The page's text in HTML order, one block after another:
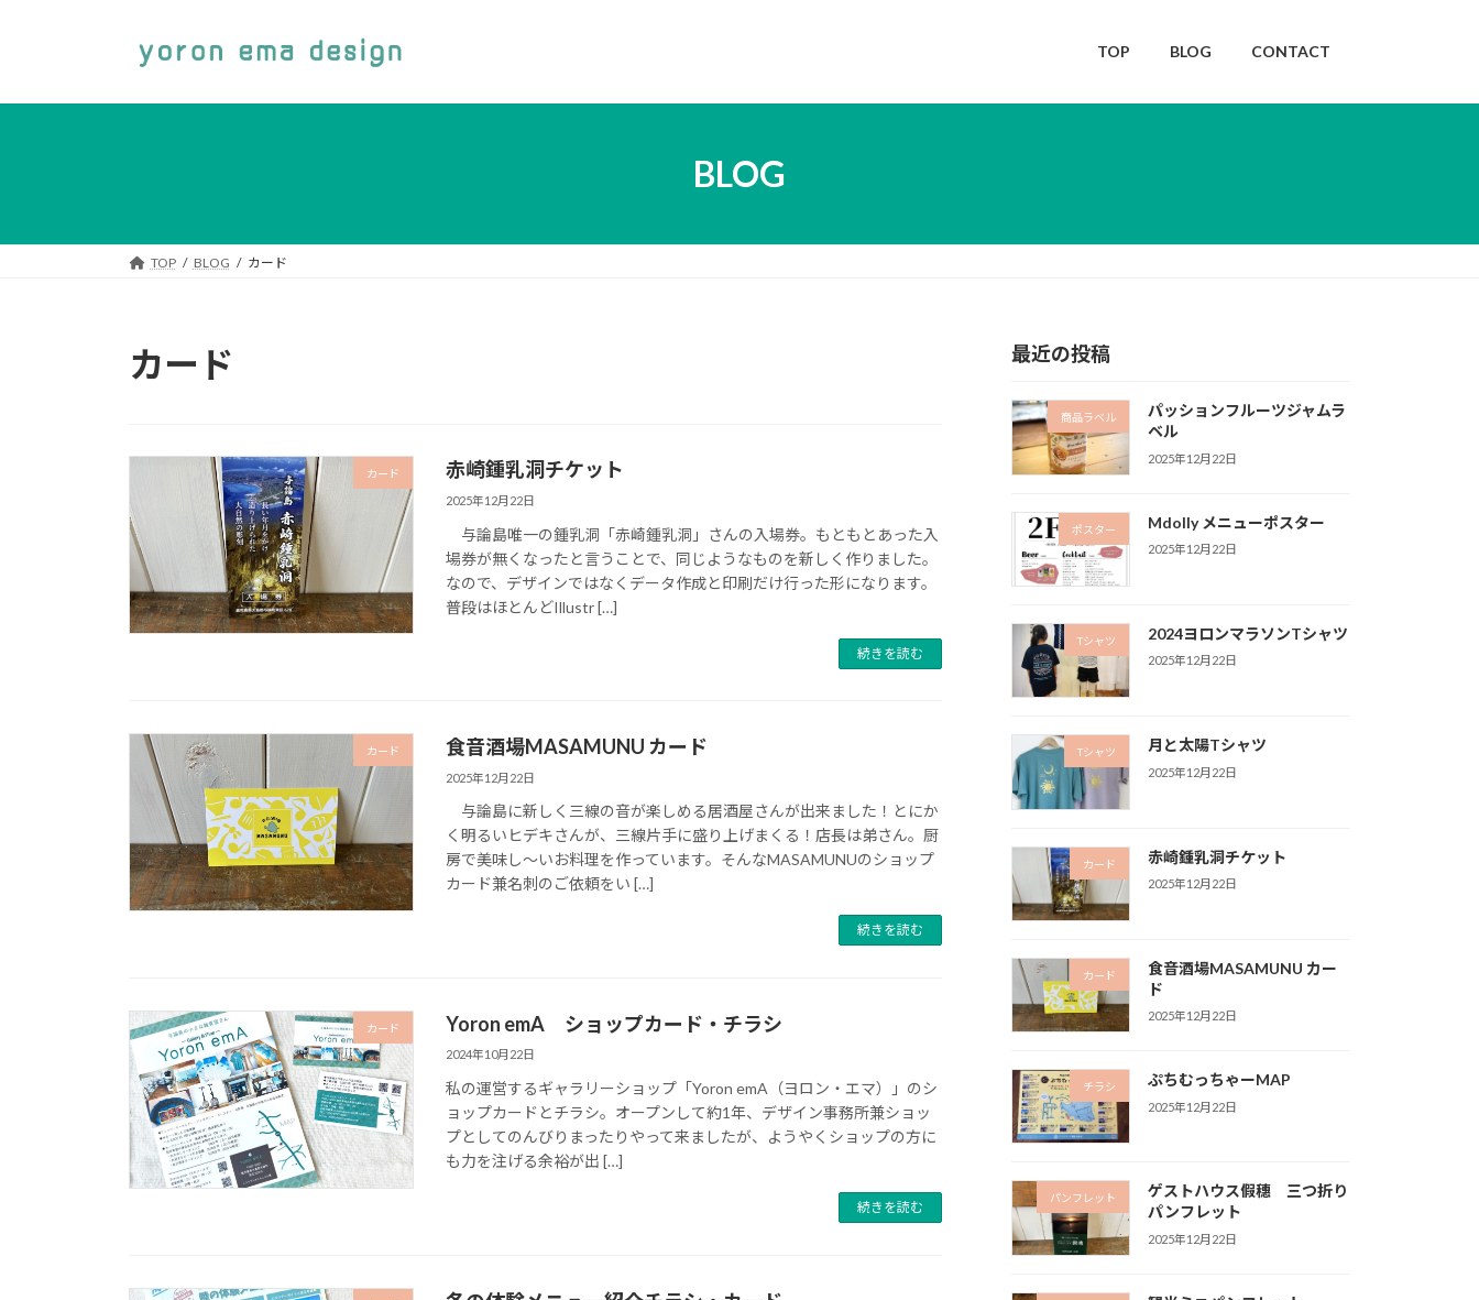
プ
動
TOP BLOG CONTACT
BLOG
TOP BLOG カード
カード
カード 赤崎鍾乳洞チケット
2025年12月22日
与論島唯一の鍾乳洞「赤崎鍾乳洞」さんの入場券。もともとあった入
場券が無くなったと言うことで、同じようなものを新しく作りました。
なので、デザインではなくデータ作成と印刷だけ行った形になります。
普段はほとんどIllustr […]
続きを読む
カード 食音酒場MASAMUNU カード
2025年12月22日
与論島に新しく三線の音が楽しめる居酒屋さんが出来ました！とにか
く明るいヒデキさんが、三線片手に盛り上げまくる！店長は弟さん。厨
房で美味し〜いお料理を作っています。そんなMASAMUNUのショップ
カード兼名刺のご依頼をい […]
続きを読む
カード Yoron emA ショップカード・チラシ
2024年10月22日
私の運営するギャラリーショップ「Yoron emA（ヨロン・エマ）」のシ
ョップカードとチラシ。オープンして約1年、デザイン事務所兼ショッ
プとしてのんびりまったりやって来ましたが、ようやくショップの方に
も力を注げる余裕が出 […]
続きを読む
最近の投稿
商品ラベル
パッションフルーツジャムラ
ベル
2025年12月22日
ポスター Mdolly メニューポスター
2025年12月22日
Tシャツ 2024ヨロンマラソンTシャツ
2025年12月22日
Tシャツ 月と太陽Tシャツ
2025年12月22日
カード 赤崎鍾乳洞チケット
2025年12月22日
カード
食音酒場MASAMUNU カー
ド
2025年12月22日
チラシ ぷちむっちゃーMAP
2025年12月22日
パンフレット
ゲストハウス假穗 三つ折り
パンフレット
2025年12月22日